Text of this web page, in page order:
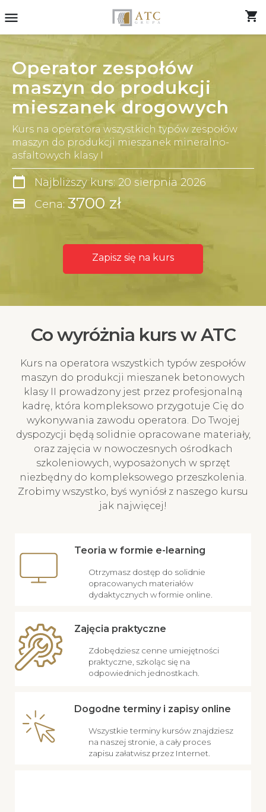
menu shopping_cart
Operator zespołów
maszyn do produkcji
mieszanek drogowych
Kurs na operatora wszystkich typów zespołów
maszyn do produkcji mieszanek mineralno-
asfaltowych klasy I
calendar_today Najbliższy kurs: 20 sierpnia 2026
credit_card Cena: 3700 zł
Zapisz się na kurs
Co wyróżnia kurs w ATC
Kurs na operatora wszystkich typów zespołów
maszyn do produkcji mieszanek betonowych
klasy II prowadzony jest przez profesjonalną
kadrę, która kompleksowo przygotuje Cię do
wykonywania zawodu operatora. Do Twojej
dyspozycji będą solidnie opracowane materiały,
oraz zajęcia w nowoczesnych ośrodkach
szkoleniowych, wyposażonych w sprzęt
niezbędny do kompleksowego przeszkolenia.
Zrobimy wszystko, byś wyniósł z naszego kursu
jak najwięcej!
Teoria w formie e-learning
Otrzymasz dostęp do solidnie
opracowanych materiałów
dydaktycznych w formie online.
Zajęcia praktyczne
Zdobędziesz cenne umiejętności
praktyczne, szkoląc się na
odpowiednich jednostkach.
Dogodne terminy i zapisy online
Wszystkie terminy kursów znajdziesz
na naszej stronie, a cały proces
zapisu załatwisz przez Internet.